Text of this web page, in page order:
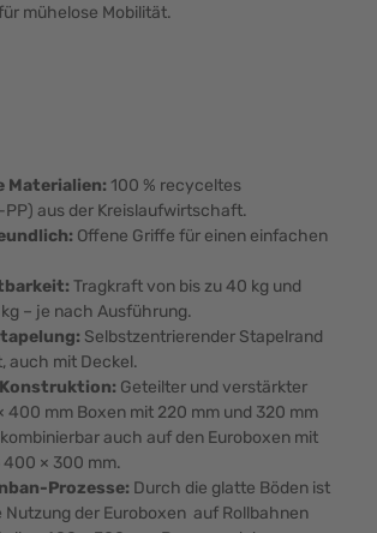
mühelose Mobilität.
Materialien: 100 % recyceltes
aus der Kreislaufwirtschaft.
Offene Griffe für einen einfachen
Tragkraft von bis zu 40 kg und
– je nach Ausführung.
Selbstzentrierender Stapelrand
auch mit Deckel.
Geteilter und verstärkter
400 mm Boxen mit 220 mm und 320 mm
auch auf den Euroboxen mit
400 × 300 mm.
Prozesse: Durch die glatte Böden ist
Nutzung der Euroboxen auf Rollbahnen